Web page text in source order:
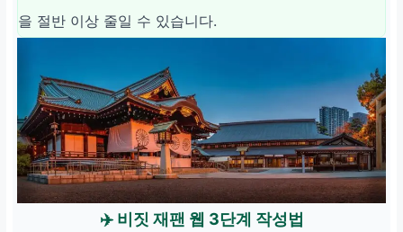
을 절반 이상 줄일 수 있습니다.
✈️ 비짓 재팬 웹 3단계 작성법